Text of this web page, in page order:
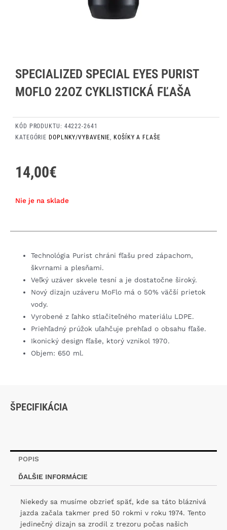
SPECIALIZED SPECIAL EYES PURIST
MOFLO 22OZ CYKLISTICKÁ FĽAŠA
KÓD PRODUKTU: 44222-2641
KATEGÓRIE DOPLNKY/VYBAVENIE, KOŠÍKY A FĽAŠE
Nie je na sklade
14,00€
Technológia Purist chráni fľašu pred zápachom,
škvrnami a plesňami.
Veľký uzáver skvele tesní a je dostatočne široký.
Nový dizajn uzáveru MoFlo má o 50% väčší prietok
vody.
Vyrobené z ľahko stlačiteľného materiálu LDPE.
Priehľadný prúžok uľahčuje prehľad o obsahu fľaše.
Ikonický design fľaše, ktorý vznikol 1970.
Objem: 650 ml.
ŠPECIFIKÁCIA
POPIS
ĎALŠIE INFORMÁCIE
Niekedy sa musíme obzrieť späť, kde sa táto bláznivá
jazda začala takmer pred 50 rokmi v roku 1974. Tento
jedinečný dizajn sa zrodil z trezoru počas našich